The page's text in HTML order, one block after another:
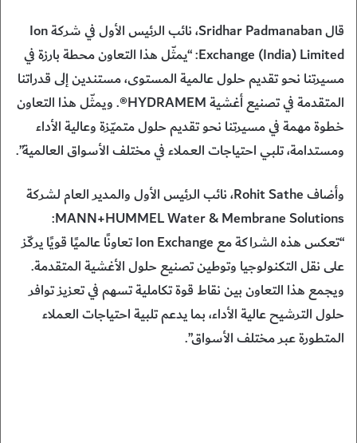
قال Sridhar Padmanaban، نائب الرئيس الأول في شركة Ion
Exchange (India) Limited: “يمثّل هذا التعاون محطة بارزة في
مسيرتنا نحو تقديم حلول عالمية المستوى، مستندين إلى قدراتنا
المتقدمة في تصنيع أغشية HYDRAMEM®. ويمثّل هذا التعاون
خطوة مهمة في مسيرتنا نحو تقديم حلول متميّزة وعالية الأداء
ومستدامة، تلبي احتياجات العملاء في مختلف الأسواق العالمية”.
وأضاف Rohit Sathe، نائب الرئيس الأول والمدير العام لشركة
MANN+HUMMEL Water & Membrane Solutions:
“تعكس هذه الشراكة مع Ion Exchange تعاونًا عالميًا قويًا يركّز
على نقل التكنولوجيا وتوطين تصنيع حلول الأغشية المتقدمة.
ويجمع هذا التعاون بين نقاط قوة تكاملية تسهم في تعزيز توافر
حلول الترشيح عالية الأداء، بما يدعم تلبية احتياجات العملاء
المتطورة عبر مختلف الأسواق”.